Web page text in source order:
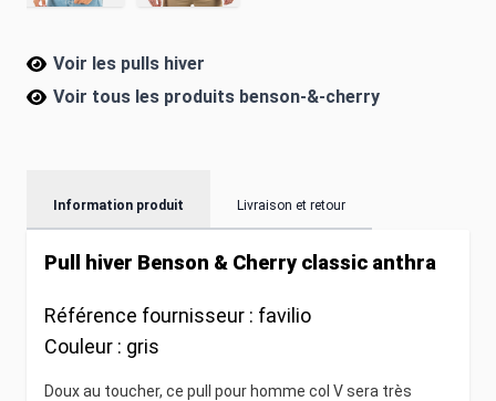
Voir les pulls hiver
Voir tous les produits benson-&-cherry
Information produit Livraison et retour
Pull hiver Benson & Cherry classic anthra
Référence fournisseur : favilio
Couleur : gris
Doux au toucher, ce pull pour homme col V sera très